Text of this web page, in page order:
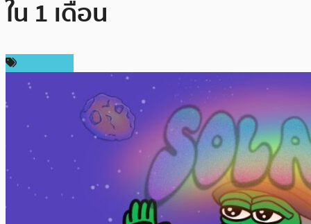
ใน 1 เดือน